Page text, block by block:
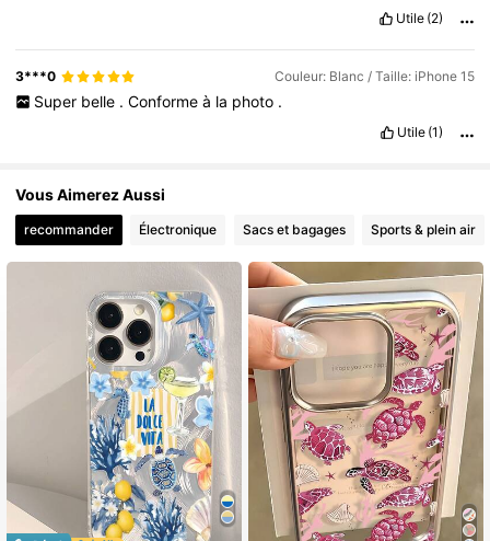
Utile (2)
3***0 Couleur: Blanc / Taille: iPhone 15
Super belle . Conforme à la photo .
Utile (1)
Vous Aimerez Aussi
recommander Électronique Sacs et bagages Sports & plein air